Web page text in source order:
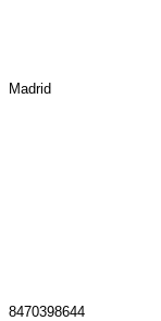
Madrid
8470398644